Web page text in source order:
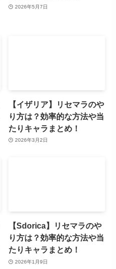
2026年5月7日
【イザリア】リセマラのや
り方は？効率的な方法や当
たりキャラまとめ！
2026年3月2日
【Sdorica】リセマラのや
り方は？効率的な方法や当
たりキャラまとめ！
2026年1月9日